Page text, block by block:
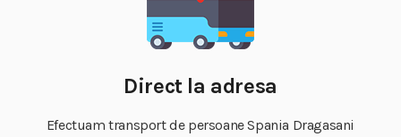
Direct la adresa
Efectuam transport de persoane Spania Dragasani